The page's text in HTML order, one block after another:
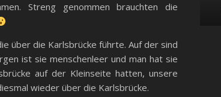
Streng genommen brauchten die
über die Karlsbrücke führte. Auf der sind
ist sie menschenleer und man hat sie
auf der Kleinseite hatten, unsere
wieder über die Karlsbrücke.